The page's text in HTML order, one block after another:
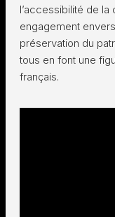
l’accessibilité de la
engagement
préservation du
tous en font une
français.